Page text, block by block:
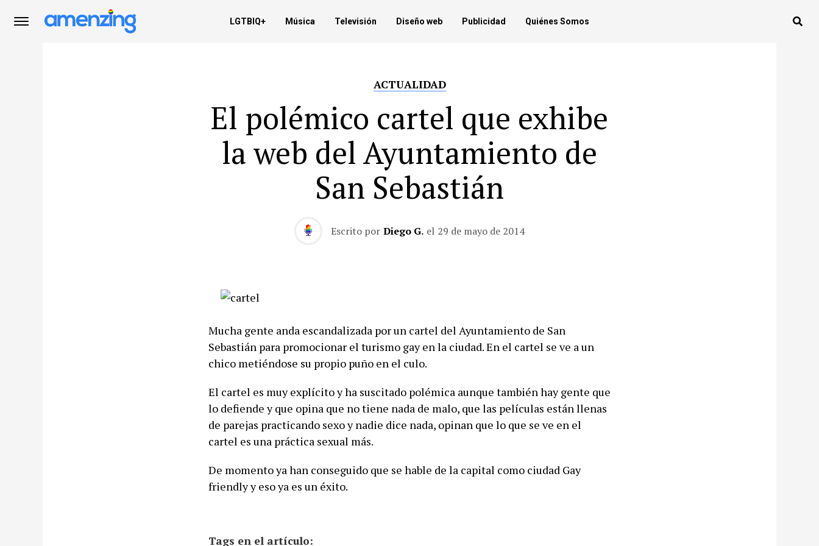
LGTBIQ+ Música Televisión Diseño web Publicidad Quiénes Somos
ACTUALIDAD
El polémico cartel que exhibe
la web del Ayuntamiento de
San Sebastián
Escrito por Diego G. el 29 de mayo de 2014
Mucha gente anda escandalizada por un cartel del Ayuntamiento de San
Sebastián para promocionar el turismo gay en la ciudad. En el cartel se ve a un
chico metiéndose su propio puño en el culo.
El cartel es muy explícito y ha suscitado polémica aunque también hay gente que
lo defiende y que opina que no tiene nada de malo, que las películas están llenas
de parejas practicando sexo y nadie dice nada, opinan que lo que se ve en el
cartel es una práctica sexual más.
De momento ya han conseguido que se hable de la capital como ciudad Gay
friendly y eso ya es un éxito.
Tags en el artículo: